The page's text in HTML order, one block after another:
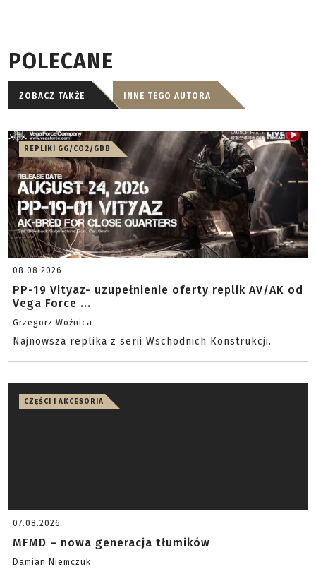
POLECANE
ZOBACZ TAKŻE INNE TEGO AUTORA
REPLIKI GG/CO2/GBB
08.08.2026
PP-19 Vityaz- uzupełnienie oferty replik AV/AK od
Vega Force ...
Grzegorz Woźnica
Najnowsza replika z serii Wschodnich Konstrukcji.
CZĘŚCI I AKCESORIA
07.08.2026
MFMD – nowa generacja tłumików
Damian Niemczuk